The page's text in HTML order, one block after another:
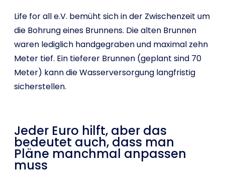
Life for all e.V. bemüht sich in der Zwischenzeit um
die Bohrung eines Brunnens. Die alten Brunnen
waren lediglich handgegraben und maximal zehn
Meter tief. Ein tieferer Brunnen (geplant sind 70
Meter) kann die Wasserversorgung langfristig
sicherstellen.
Jeder Euro hilft, aber das
bedeutet auch, dass man
Pläne manchmal anpassen
muss